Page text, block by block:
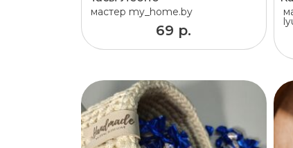
мастер my_home.by
69 р.